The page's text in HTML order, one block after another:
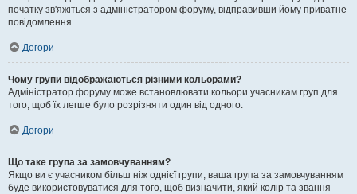
початку зв'яжіться з адміністратором форуму, відправивши йому приватне
повідомлення.
Догори
Чому групи відображаються різними кольорами?
Адміністратор форуму може встановлювати кольори учасникам груп для
того, щоб їх легше було розрізняти один від одного.
Догори
Що таке група за замовчуванням?
Якщо ви є учасником більш ніж однієї групи, ваша група за замовчуванням
буде використовуватися для того, щоб визначити, який колір та звання